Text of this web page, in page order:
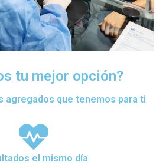
tu mejor opción?
agregados que tenemos para ti
el mismo día